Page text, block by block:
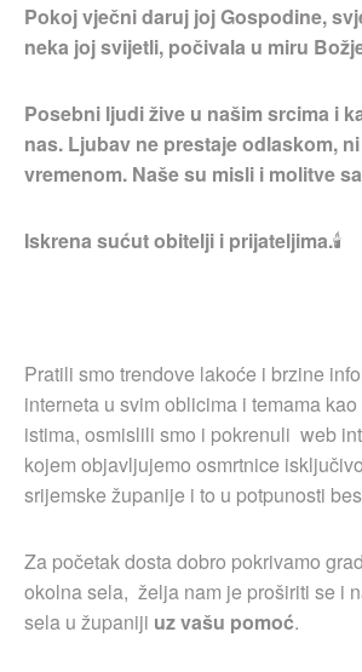
Pokoj vječni daruj joj Gospodine,
neka joj svijetli, počivala u miru
Posebni ljudi žive u našim srcima i
nas. Ljubav ne prestaje odlaskom,
vremenom. Naše su misli i molitve
Iskrena sućut obitelji i prijateljima.🕯
Pratili smo trendove lakoće i brzine
interneta u svim oblicima i temama
istima, osmislili smo i pokrenuli web
kojem objavljujemo osmrtnice
srijemske županije i to u potpunosti
Za početak dosta dobro pokrivamo
okolna sela, želja nam je proširiti se i
sela u županiji uz vašu pomoć.